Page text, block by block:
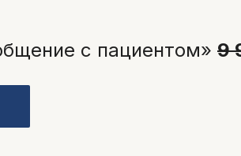
с пациентом» 9